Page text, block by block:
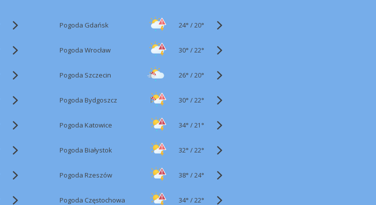
Pogoda Gdańsk 24° /20°
Pogoda Wrocław 30° /22°
Pogoda Szczecin 26° /20°
Pogoda Bydgoszcz 30° /22°
Pogoda Katowice 34° /21°
Pogoda Białystok 32° /22°
Pogoda Rzeszów 38° /24°
Pogoda Częstochowa 34° /22°